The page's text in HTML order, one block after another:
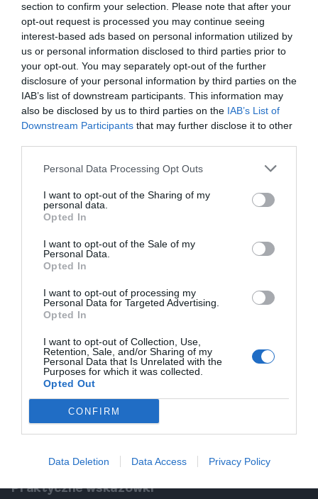
section to confirm your selection. Please note that after your
opt-out request is processed you may continue seeing
interest-based ads based on personal information utilized by
us or personal information disclosed to third parties prior to
your opt-out. You may separately opt-out of the further
disclosure of your personal information by third parties on the
IAB’s list of downstream participants. This information may
also be disclosed by us to third parties on the IAB’s List of
Downstream Participants that may further disclose it to other
Personal Data Processing Opt Outs
I want to opt-out of the Sharing of my
personal data.
Opted In
I want to opt-out of the Sale of my
Personal Data.
Opted In
I want to opt-out of processing my
Personal Data for Targeted Advertising.
Opted In
I want to opt-out of Collection, Use,
Retention, Sale, and/or Sharing of my
Personal Data that Is Unrelated with the
Purposes for which it was collected.
Opted Out
CONFIRM
Data Deletion Data Access Privacy Policy
przykład, można znaleźć noclegi w pensjonatach już
od 50 zł za noc, podczas gdy luksusowy hotel może
kosztować od 400 zł do 1000 zł za noc.
Budżet i planowanie
Przy planowaniu budżetu na podróż do Dżabal
Achdar, warto uwzględnić również koszty
transportu, wyżywienia oraz wstępu do atrakcji. Z
2000-3000 zł, w zależności od stylu
podróżowania.
Bezpieczeństwo
wszędzie, warto zachować ostrożność. Upewnij się,
że masz aktualne informacje o warunkach
bezpieczeństwa, unikaj samotnych wędrówek w
nocy oraz zabezpiecz swoje rzeczy osobiste. W
lokalnych porad i wskazówek.
O czym warto pamiętać?
wędrówek, a także niezbędne akcesoria, jak latarka,
apteczka oraz mapa turystyczna. Upewnij się, że
także prowiant, aby uniknąć zmęczenia.
Praktyczne wskazówki